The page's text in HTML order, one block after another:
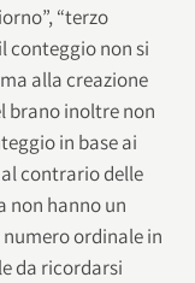
“terzo
conteggio non si
alla creazione
brano inoltre non
in base ai
contrario delle
non hanno un
ordinale in
da ricordarsi